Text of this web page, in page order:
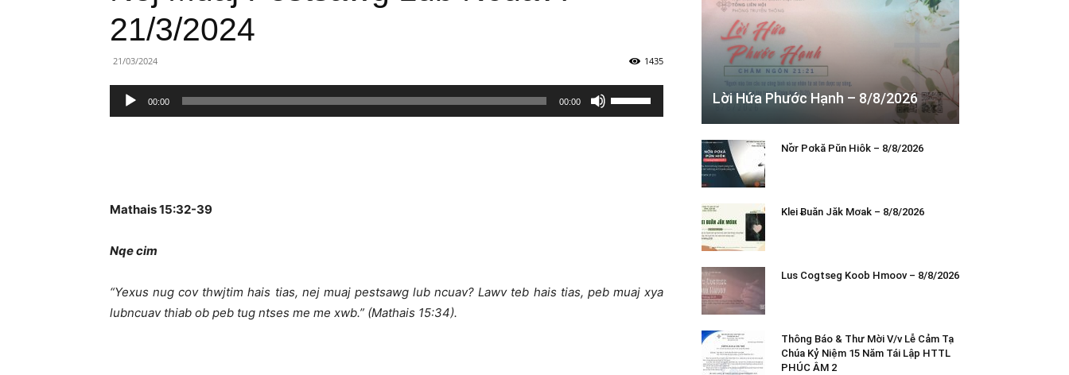
Việt
21/3/2024
21/03/2024 1435
Trình
phát
00:00 00:00
dụng
giảm
Mathais 15:32-39
Nqe cim
“Yexus nug cov thwjtim hais tias, nej muaj pestsawg lub ncuav? Lawv teb hais tias, peb muaj xya
lubncuav thiab ob peb tug ntses me me xwb.” (Mathais 15:34).
Lời Hứa Phước Hạnh – 8/8/2026
Nơ̆r Pơkă Pŭn Hiôk – 8/8/2026
Klei Ƀuăn Jăk Mơak – 8/8/2026
Lus Cogtseg Koob Hmoov – 8/8/2026
Thông Báo & Thư Mời V/v Lễ Cảm Tạ
Chúa Kỷ Niệm 15 Năm Tái Lập HTTL
PHÚC ÂM 2